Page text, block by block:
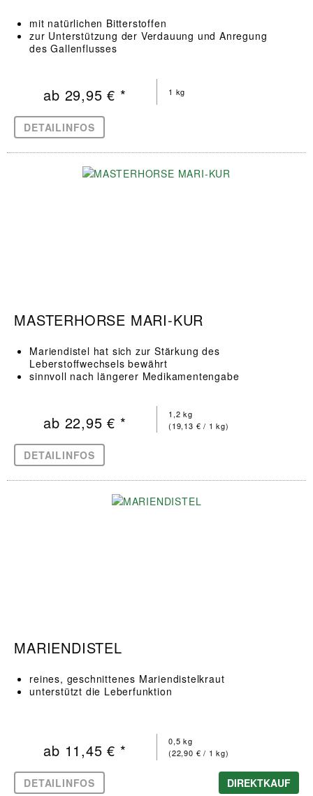
mit natürlichen Bitterstoffen
zur Unterstützung der Verdauung und Anregung
des Gallenflusses
1 kg
ab 29,95 € *
DETAILINFOS
MASTERHORSE MARI-KUR
Mariendistel hat sich zur Stärkung des
Leberstoffwechsels bewährt
sinnvoll nach längerer Medikamentengabe
1,2 kg
(19,13 € / 1 kg)
ab 22,95 € *
DETAILINFOS
MARIENDISTEL
reines, geschnittenes Mariendistelkraut
unterstützt die Leberfunktion
0,5 kg
(22,90 € / 1 kg)
ab 11,45 € *
DETAILINFOS DIREKTKAUF